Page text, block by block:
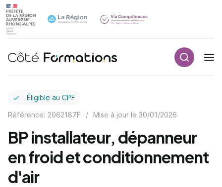
Navigation principale
Éligible au CPF
Référence: 2062187F / Mise à jour le 30/01/2026
BP installateur, dépanneur
en froid et conditionnement
d'air